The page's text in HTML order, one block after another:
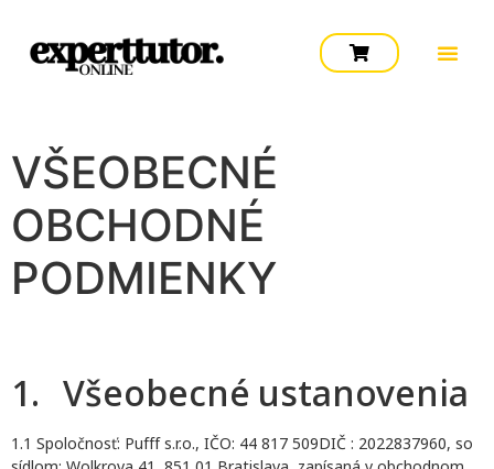
VŠEOBECNÉ
OBCHODNÉ
PODMIENKY
1. Všeobecné ustanovenia
1.1 Spoločnosť: Pufff s.r.o., IČO: 44 817 509DIČ : 2022837960, so